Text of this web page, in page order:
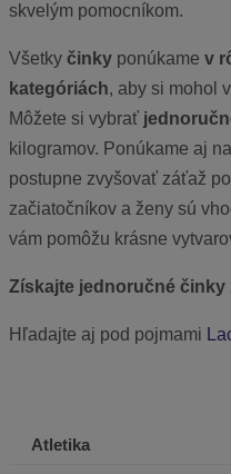
skvelým pomocníkom.
Všetky činky ponúkame v
kategóriách, aby si mohol
Môžete si vybrať
kilogramov. Ponúkame aj
postupne zvyšovať záťaž
začiatočníkov a ženy sú
vám pomôžu krásne
Získajte jednoručné činky
Hľadajte aj pod pojmami
Atletika